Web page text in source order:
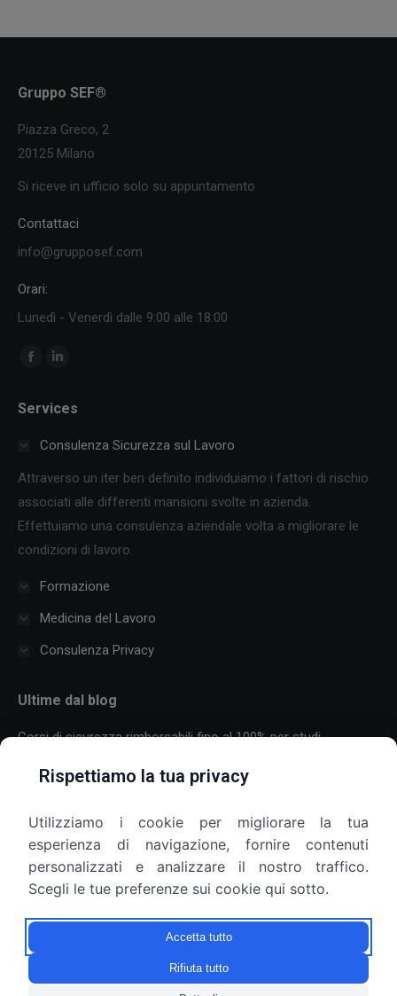
Gruppo SEF®
Piazza Greco, 2
20125 Milano
Si riceve in ufficio solo su appuntamento
Contattaci
info@grupposef.com
Orari:
Lunedì - Venerdì dalle 9:00 alle 18:00
Ci puoi trovare su:
Facebook
opens
window
opens
window
Services
Consulenza Sicurezza sul Lavoro
Attraverso un iter ben definito individuiamo i fattori di rischio
associati alle differenti mansioni svolte in azienda.
Effettuiamo una consulenza aziendale volta a migliorare le
condizioni di lavoro.
Formazione
Medicina del Lavoro
Consulenza Privacy
Ultime dal blog
Corsi di sicurezza rimborsabili fino al 100% per studi
30 Luglio 2026
Formazione sulla sicurezza per aziende con molti dipendenti:
come organizzare corsi, scadenze e più sedi
25 Luglio 2026
Armadietti aziendali e privacy: il datore di lavoro può aprirli?
9 Luglio 2026
Rispettiamo la tua privacy
Utilizziamo i cookie per migliorare la tua
esperienza di navigazione, fornire contenuti
personalizzati e analizzare il nostro traffico.
Scegli le tue preferenze sui cookie qui sotto.
Accetta tutto
Rifiuta tutto